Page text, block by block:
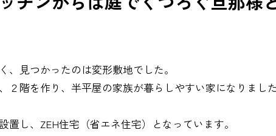
見つかったのは変形敷地でした。
階を作り、半平屋の家族が暮らしやすい家になりました
し、ZEH住宅（省エネ住宅）となっています。